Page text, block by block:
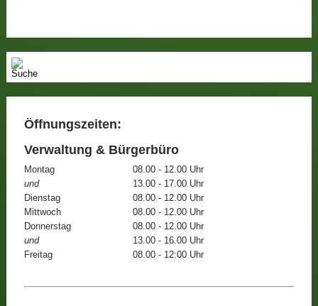
Öffnungszeiten:
Verwaltung & Bürgerbüro
Montag
08.00 - 12.00 Uhr
und
13.00 - 17.00 Uhr
Dienstag
08.00 - 12.00 Uhr
Mittwoch
08.00 - 12.00 Uhr
Donnerstag
08.00 - 12.00 Uhr
und
13.00 - 16.00 Uhr
Freitag
08.00 - 12:00 Uhr